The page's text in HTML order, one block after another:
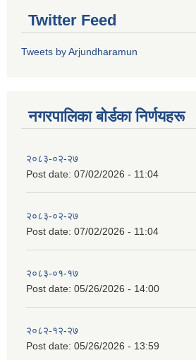
Twitter Feed
Tweets by Arjundharamun
नगरपालिका बाेर्डका निर्णयहरू
२०८३-०२-२७
Post date: 07/02/2026 - 11:04
२०८३-०२-२७
Post date: 07/02/2026 - 11:04
२०८३-०१-१७
Post date: 05/26/2026 - 14:00
२०८२-१२-२७
Post date: 05/26/2026 - 13:59